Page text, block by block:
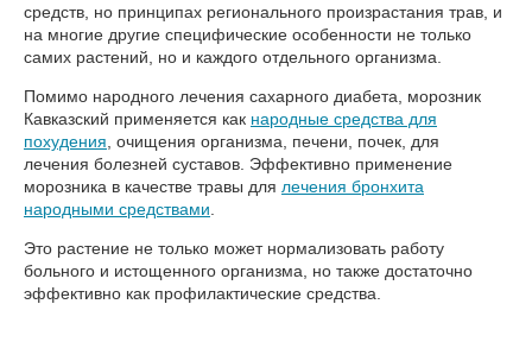
средств, но принципах регионального произрастания трав, и
на многие другие специфические особенности не только
самих растений, но и каждого отдельного организма.
Помимо народного лечения сахарного диабета, морозник
Кавказский применяется как народные средства для
похудения , очищения организма, печени, почек, для
лечения болезней суставов. Эффективно применение
морозника в качестве травы для лечения бронхита
народными средствами
Это растение не только может нормализовать работу
больного и истощенного организма, но также достаточно
эффективно как профилактические средства.